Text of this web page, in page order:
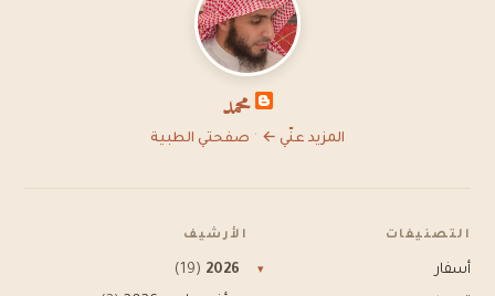
محمد
المزيد عنّي ← · صفحتي الطبية
التصنيفات
أسفار
الأرشيف
▾
2026
(19)